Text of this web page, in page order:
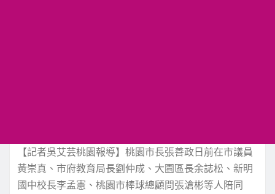
【記者吳艾芸桃園報導】桃園市長張善政日前在市議員
黃崇真、市府教育局長劉仲成、大園區長余誌松、新明
國中校長李孟憲、桃園市棒球總顧問張滄彬等人陪同